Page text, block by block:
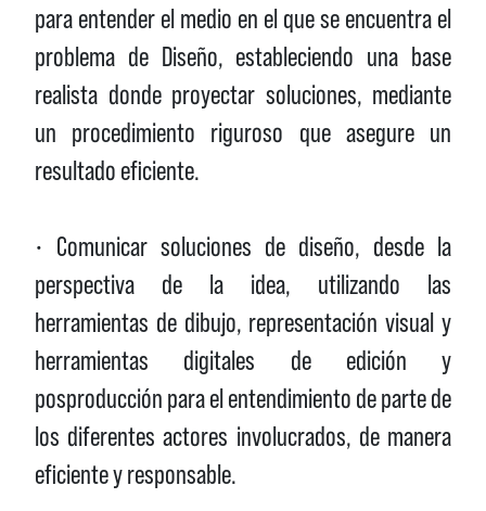
para entender el medio en el que se encuentra el
problema de Diseño, estableciendo una base
realista donde proyectar soluciones, mediante
un procedimiento riguroso que asegure un
resultado eficiente.
• Comunicar soluciones de diseño, desde la
perspectiva de la idea, utilizando las
herramientas de dibujo, representación visual y
herramientas digitales de edición y
posproducción para el entendimiento de parte de
los diferentes actores involucrados, de manera
eficiente y responsable.